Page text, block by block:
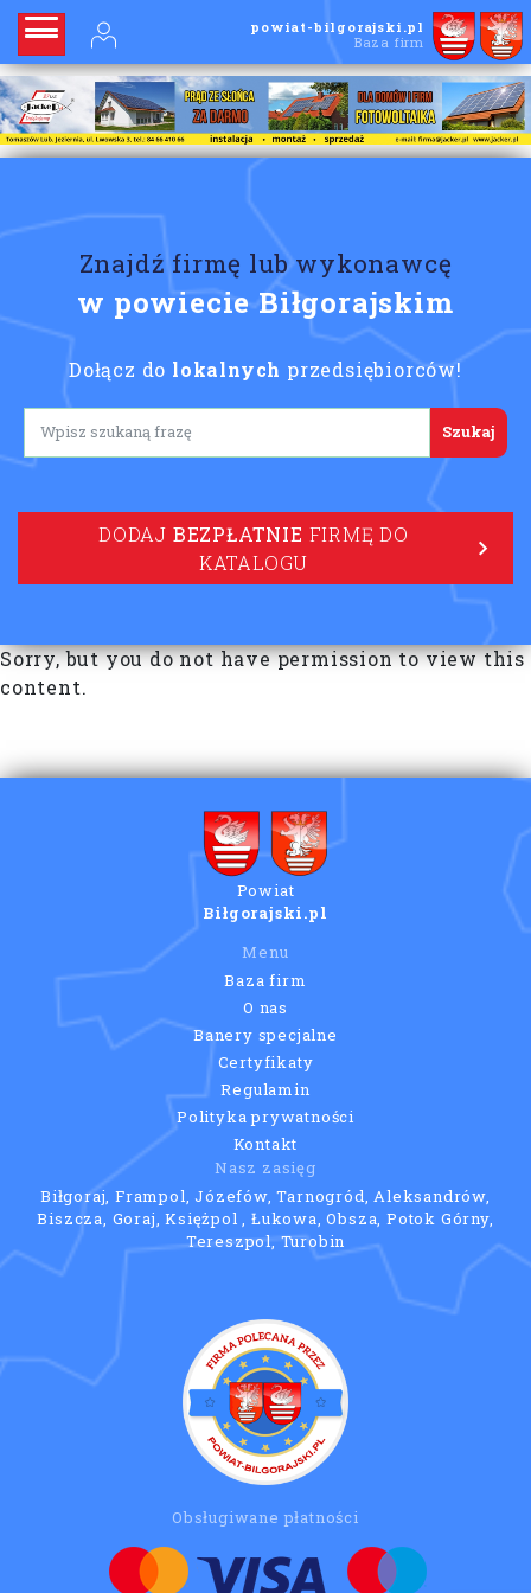
powiat-bilgorajski.pl
Baza firm
Znajdź firmę lub wykonawcę
w powiecie Biłgorajskim
Dołącz do lokalnych przedsiębiorców!
Lorem ipsum
DODAJ BEZPŁATNIE FIRMĘ DO
KATALOGU
Sorry, but you do not have permission to view this
content.
Powiat
Biłgorajski.pl
Menu
Baza firm
O nas
Banery specjalne
Certyfikaty
Regulamin
Polityka prywatności
Kontakt
Nasz zasięg
Biłgoraj, Frampol, Józefów, Tarnogród, Aleksandrów,
Biszcza, Goraj, Księżpol , Łukowa, Obsza, Potok Górny,
Tereszpol, Turobin
Obsługiwane płatności